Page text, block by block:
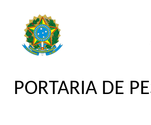
PORTARIA DE